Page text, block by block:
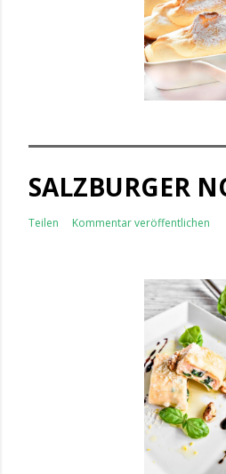
SALZBURGER
Teilen Kommentar veröffentlichen